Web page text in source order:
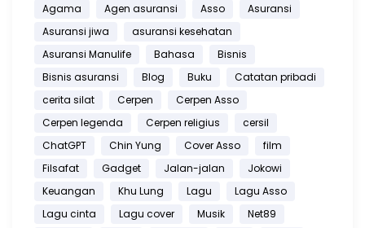
Agama Agen asuransi Asso
Asuransi
Asuransi jiwa
asuransi kesehatan
Asuransi Manulife
Bahasa
Bisnis
Bisnis asuransi
Blog Buku
Catatan pribadi
cerita silat
Cerpen
Cerpen Asso
Cerpen legenda
Cerpen religius
cersil
ChatGPT
Chin Yung Cover Asso
film
Filsafat
Gadget Jalan-jalan
Jokowi
Keuangan
Khu Lung Lagu
Lagu Asso
Lagu cinta
Lagu cover Musik
Net89